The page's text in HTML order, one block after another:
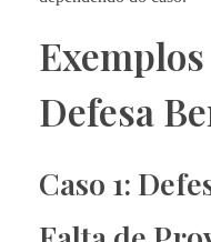
Exemplos
Defesa
Caso 1: